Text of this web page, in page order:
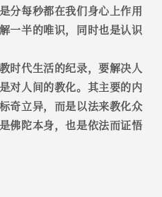
分每秒都在我们身心上作用
一半的唯识，同时也是认识
代生活的纪录，要解决人
对人间的教化。其主要的内
奇立异，而是以法来教化众
佛陀本身，也是依法而证悟